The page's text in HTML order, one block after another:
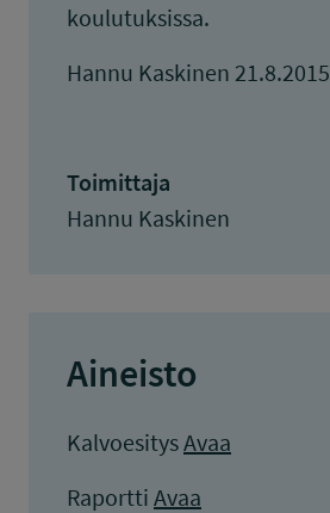
koulutuksissa.
Hannu Kaskinen 21.8.2015
Toimittaja
Hannu Kaskinen
Aineisto
KalvoesitysAvaa
Raportti Avaa